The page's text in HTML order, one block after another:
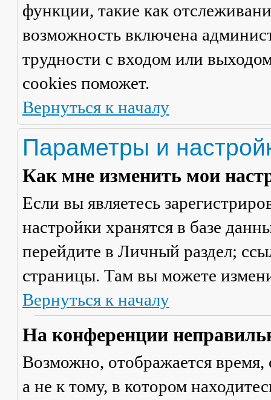
функции, такие как
возможность включена
трудности с входом или
cookies поможет.
Вернуться к началу
Параметры и
Как мне изменить мои
Если вы являетесь
настройки хранятся в базе
перейдите в Личный раздел;
страницы. Там вы можете
Вернуться к началу
На конференции
Возможно, отображается время,
а не к тому, в котором